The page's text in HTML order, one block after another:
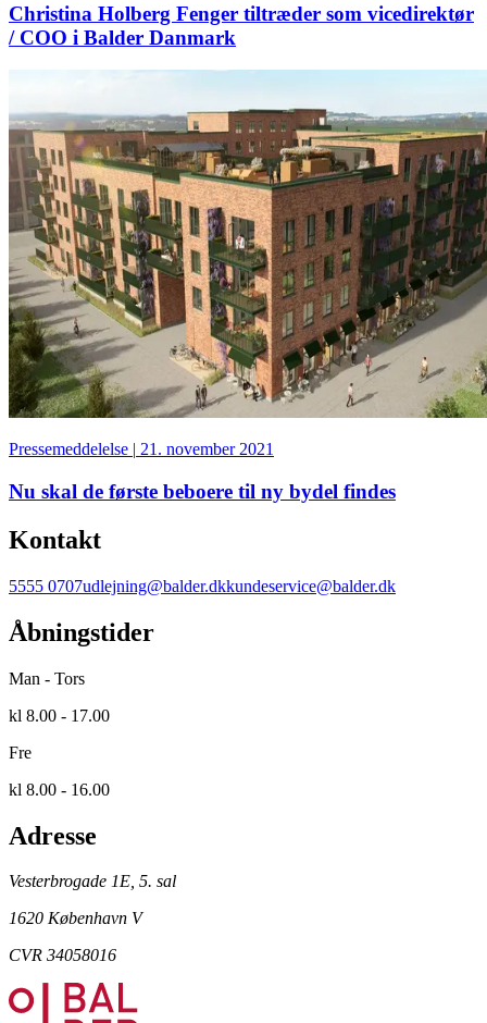
Christina Holberg Fenger tiltræder som vicedirektør
/ COO i Balder Danmark
Pressemeddelelse | 21. november 2021
Nu skal de første beboere til ny bydel findes
Kontakt
5555 0707udlejning@balder.dkkundeservice@balder.dk
Åbningstider
Man - Tors
kl 8.00 - 17.00
Fre
kl 8.00 - 16.00
Adresse
Vesterbrogade 1E, 5. sal
1620 København V
CVR 34058016